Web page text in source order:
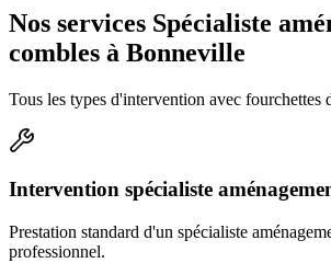
Nos services Spécialiste
combles à Bonneville
Tous les types d'intervention avec fourchettes
Intervention spécialiste
Prestation standard d'un spécialiste
professionnel.